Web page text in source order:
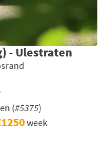
- Ulestraten
(#5375)
week